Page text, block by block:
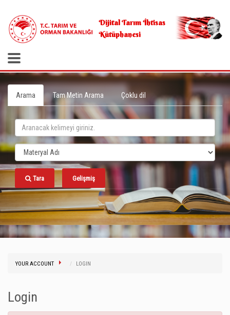
Dijital Tarım İhtisas
Kütüphanesi
Arama Tam Metin Arama Çoklu dil
Tara Gelişmiş
YOUR ACCOUNT LOGIN
Login